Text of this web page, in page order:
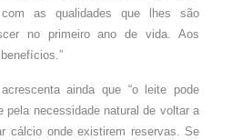
as qualidades que lhes são
no primeiro ano de vida. Aos
ainda que “o leite pode
pela necessidade natural de voltar a
cálcio onde existirem reservas. Se